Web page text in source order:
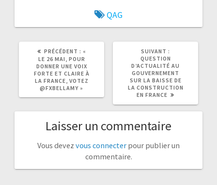
QAG
PRÉCÉDENT :
ARTICLE
PRÉCÉDENT
«
LE 26 MAI, POUR
DONNER UNE VOIX
FORTE ET CLAIRE À
LA FRANCE, VOTEZ
@FXBELLAMY »
SUIVANT :
ARTICLE
SUIVANT
QUESTION
D’ACTUALITÉ AU
GOUVERNEMENT
SUR LA BAISSE DE
LA CONSTRUCTION
EN FRANCE
Laisser un commentaire
Vous devez vous connecter pour publier un
commentaire.